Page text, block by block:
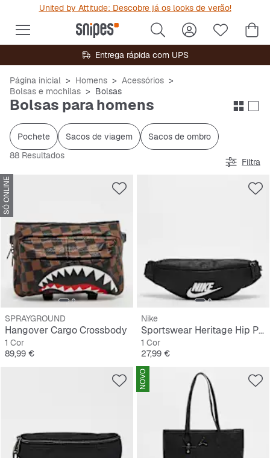
United by Attitude: Descobre já os looks de verão!
Entrega rápida com UPS
Página inicial Homens
Acessórios
Bolsas e mochilas
Bolsas
Bolsas para homens
Pochete Sacos de viagem
Sacos de ombro
88 Resultados
Filtra
SÓ ONLINE
SPRAYGROUND
Hangover Cargo Crossbody
1 Cor
Preço
89,99 €
Nike
Sportswear Heritage Hip Pack
1 Cor
Preço
27,99 €
NOVO